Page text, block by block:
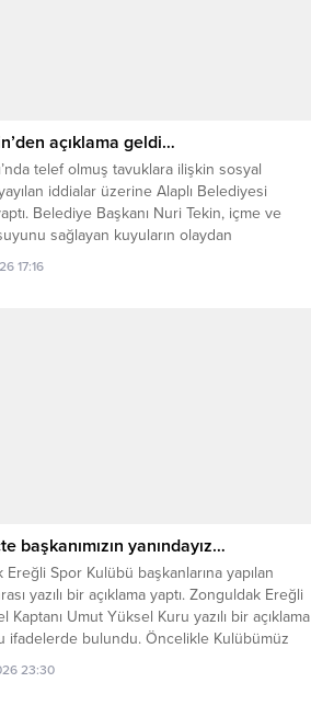
açıklama geldi…
telef olmuş tavuklara ilişkin sosyal
iddialar üzerine Alaplı Belediyesi
Belediye Başkanı Nuri Tekin, içme ve
sağlayan kuyuların olaydan
belirterek, halk sağlığının güvence
vurguladı. Açıklama şöyle: “Bugün
17:16
başkanımızın yanındayız…
Spor Kulübü başkanlarına yapılan
yazılı bir açıklama yaptı. Zonguldak Ereğli
Kaptanı Umut Yüksel Kuru yazılı bir açıklama
ifadelerde bulundu. Öncelikle Kulübümüz
Kocaman’a yapılan fiili saldırı nedeni ile
derin üzüntüyü belirtmek isteriz. Kdz Ereğli
23:30